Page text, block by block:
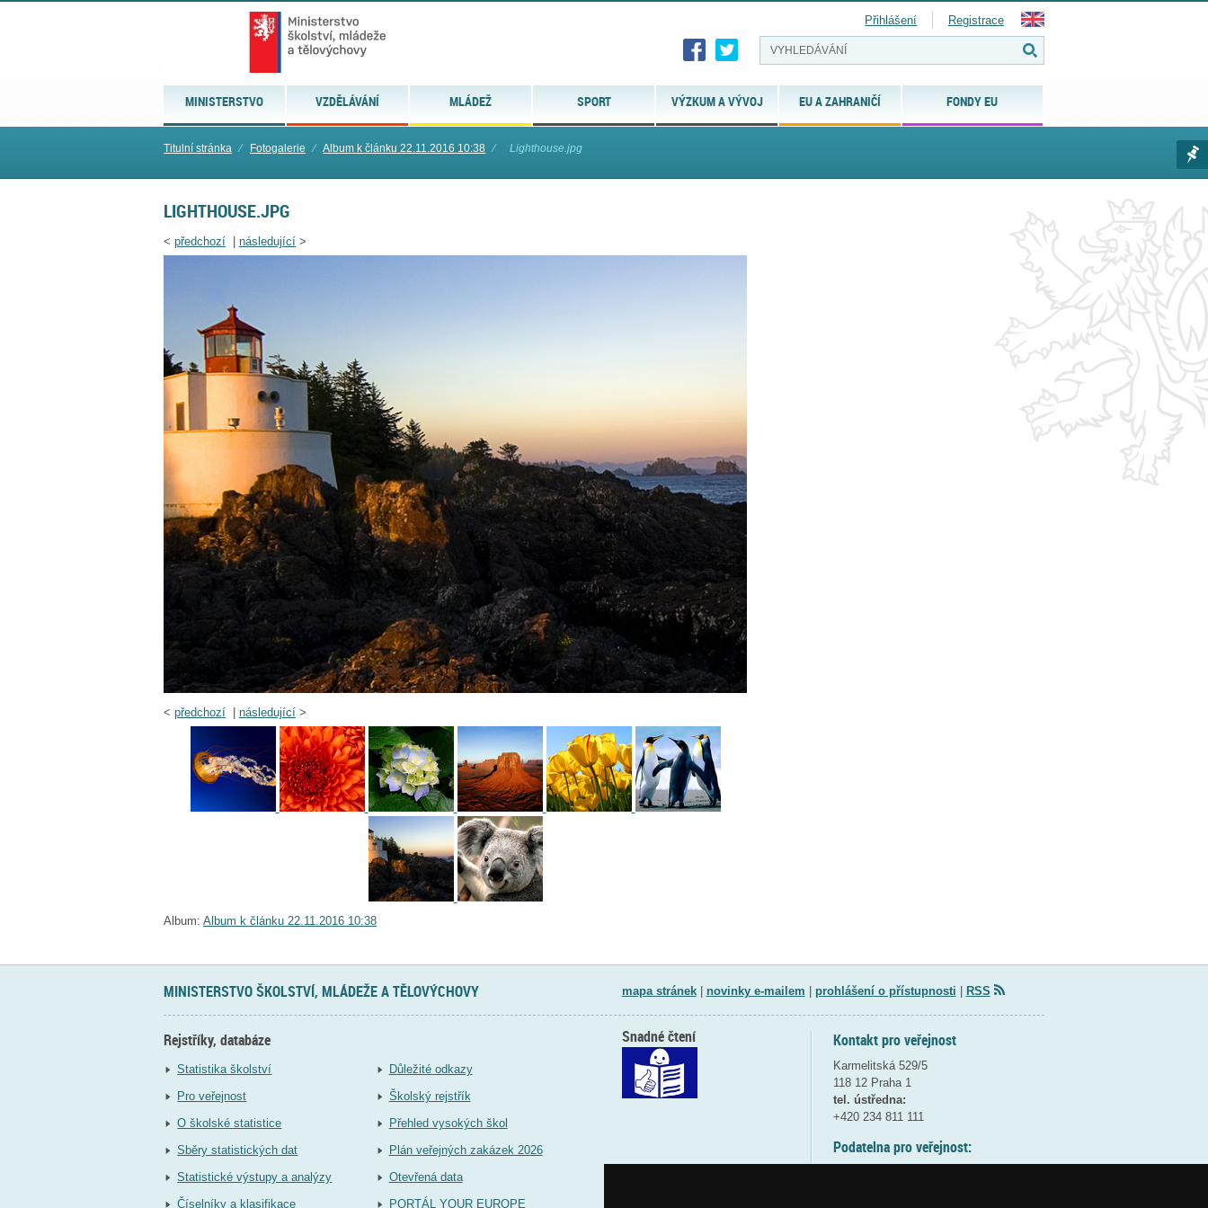
MINISTERSTVO VZDĚLÁVÁNÍ MLÁDEŽ SPORT VÝZKUM A VÝVOJ EU A ZAHRANIČÍ FONDY EU
Přihlášení Registrace
Titulní stránka ⁄ Fotogalerie ⁄ Album k článku 22.11.2016 10:38 ⁄ Lighthouse.jpg
LIGHTHOUSE.JPG
< předchozí následující >
< předchozí následující >
Album: Album k článku 22.11.2016 10:38
MINISTERSTVO ŠKOLSTVÍ, MLÁDEŽE A TĚLOVÝCHOVY mapa stránek| novinky e-mailem prohlášení o přístupnosti RSS
Rejstříky, databáze
Statistika školství
Pro veřejnost
O školské statistice
Sběry statistických dat
Statistické výstupy a analýzy
Číselníky a klasifikace
Důležité odkazy
Školský rejstřík
Přehled vysokých škol
Plán veřejných zakázek 2026
Otevřená data
PORTÁL YOUR EUROPE
Kontakt pro veřejnost
Karmelitská 529/5
118 12 Praha 1
tel. ústředna:
+420 234 811 111
Podatelna pro veřejnost:
Snadné čtení